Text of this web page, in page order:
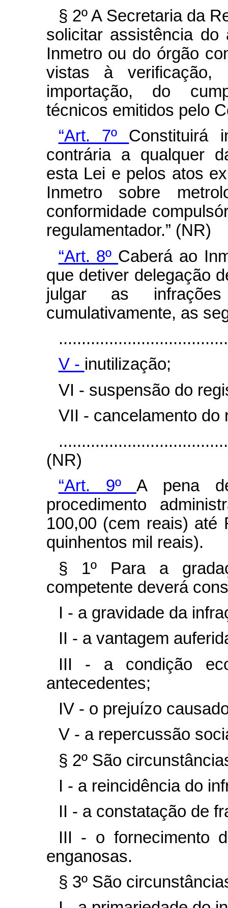
§ 2º A Secretaria da
solicitar assistência do
Inmetro ou do órgão
vistas à verificação,
importação, do
técnicos emitidos pelo
“Art. 7º Constituirá
contrária a qualquer
esta Lei e pelos atos
Inmetro sobre
conformidade
regulamentador.” (NR)
“Art. 8º Caberá ao
que detiver delegação
julgar as
cumulativamente, as
V - inutilização;
VI - suspensão do
VII - cancelamento do
(NR)
“Art. 9º A pena
procedimento
100,00 (cem reais) até
quinhentos mil reais).
§ 1º Para a
competente deverá
I - a gravidade da
II - a vantagem
III - a condição
antecedentes;
IV - o prejuízo
V - a repercussão
§ 2º São
I - a reincidência do
II - a constatação de
III - o fornecimento
enganosas.
§ 3º São